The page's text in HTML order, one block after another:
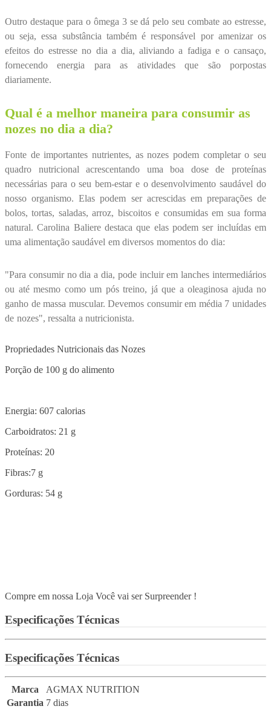
Outro destaque para o ômega 3 se dá pelo seu combate ao estresse,
ou seja, essa substância também é responsável por amenizar os
efeitos do estresse no dia a dia, aliviando a fadiga e o cansaço,
fornecendo energia para as atividades que são porpostas
diariamente.
Qual é a melhor maneira para consumir as
nozes no dia a dia?
Fonte de importantes nutrientes, as nozes podem completar o seu
quadro nutricional acrescentando uma boa dose de proteínas
necessárias para o seu bem-estar e o desenvolvimento saudável do
nosso organismo. Elas podem ser acrescidas em preparações de
bolos, tortas, saladas, arroz, biscoitos e consumidas em sua forma
natural. Carolina Baliere destaca que elas podem ser incluídas em
uma alimentação saudável em diversos momentos do dia:
"Para consumir no dia a dia, pode incluir em lanches intermediários
ou até mesmo como um pós treino, já que a oleaginosa ajuda no
ganho de massa muscular. Devemos consumir em média 7 unidades
de nozes", ressalta a nutricionista.
Propriedades Nutricionais das Nozes
Porção de 100 g do alimento
Energia: 607 calorias
Carboidratos: 21 g
Proteínas: 20
Fibras:7 g
Gorduras: 54 g
Compre em nossa Loja Você vai ser Surpreender !
Especificações Técnicas
Especificações Técnicas
Marca
AGMAX NUTRITION
Garantia 7 dias